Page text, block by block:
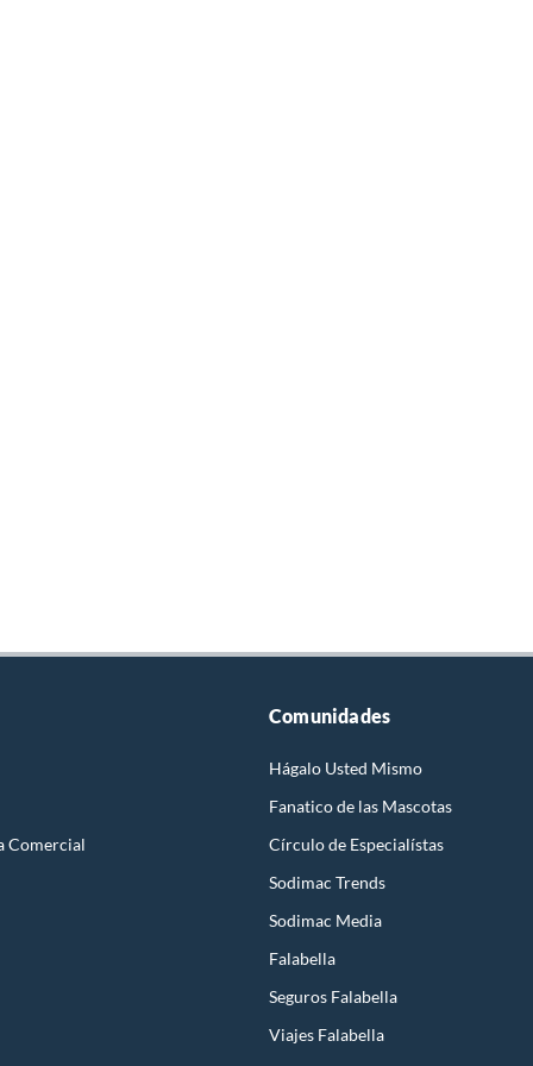
Comercial
Comunidades
Hágalo Usted Mismo
Fanatico de las Mascotas
Círculo de Especialístas
Sodimac Trends
Sodimac Media
Falabella
Seguros Falabella
Viajes Falabella